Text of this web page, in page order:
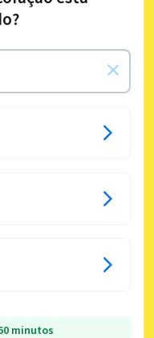
minutos